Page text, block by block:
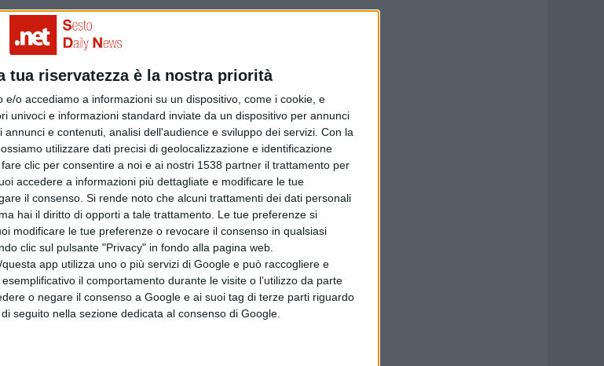
tua riservatezza è la nostra priorità
e/o accediamo a informazioni su un dispositivo, come i cookie, e
univoci e informazioni standard inviate da un dispositivo per annunci
e contenuti, analisi dell'audience e sviluppo dei servizi. Con la
utilizzare dati precisi di geolocalizzazione e identificazione
clic per consentire a noi e ai nostri 1538 partner il trattamento per
accedere a informazioni più dettagliate e modificare le tue
il consenso. Si rende noto che alcuni trattamenti dei dati personali
hai il diritto di opporti a tale trattamento. Le tue preferenze si
modificare le tue preferenze o revocare il consenso in qualsiasi
clic sul pulsante "Privacy" in fondo alla pagina web.
app utilizza uno o più servizi di Google e può raccogliere e
il comportamento durante le visite o l’utilizzo da parte
o negare il consenso a Google e ai suoi tag di terze parti riguardo
seguito nella sezione dedicata al consenso di Google.